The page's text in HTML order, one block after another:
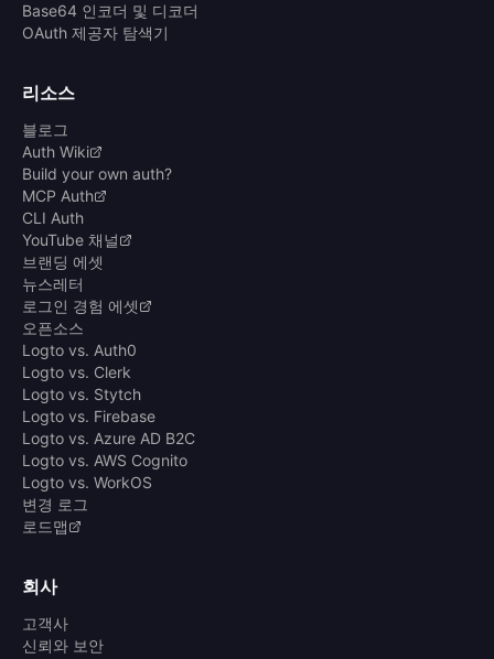
Base64 인코더 및 디코더
OAuth 제공자 탐색기
리소스
블로그
Auth Wiki
Build your own auth?
MCP Auth
CLI Auth
YouTube 채널
브랜딩 에셋
뉴스레터
로그인 경험 에셋
오픈소스
Logto vs. Auth0
Logto vs. Clerk
Logto vs. Stytch
Logto vs. Firebase
Logto vs. Azure AD B2C
Logto vs. AWS Cognito
Logto vs. WorkOS
변경 로그
로드맵
회사
고객사
신뢰와 보안